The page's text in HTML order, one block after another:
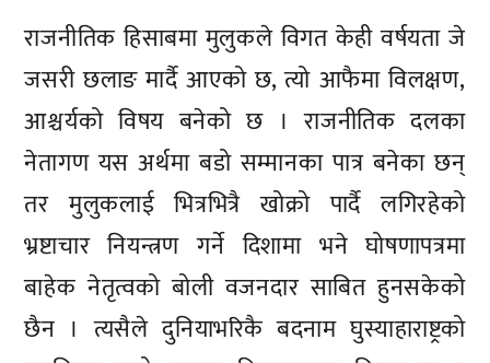
राजनीतिक हिसाबमा मुलुकले विगत केही वर्षयता जे
जसरी छलाङ मार्दै आएको छ, त्यो आफैमा विलक्षण,
आश्चर्यको विषय बनेको छ । राजनीतिक दलका
नेतागण यस अर्थमा बडो सम्मानका पात्र बनेका छन्
तर मुलुकलाई भित्रभित्रै खोक्रो पार्दै लगिरहेको
भ्रष्टाचार नियन्त्रण गर्ने दिशामा भने घोषणापत्रमा
बाहेक नेतृत्वको बोली वजनदार साबित हुनसकेको
छैन । त्यसैले दुनियाभरिकै बदनाम घुस्याहाराष्ट्रको